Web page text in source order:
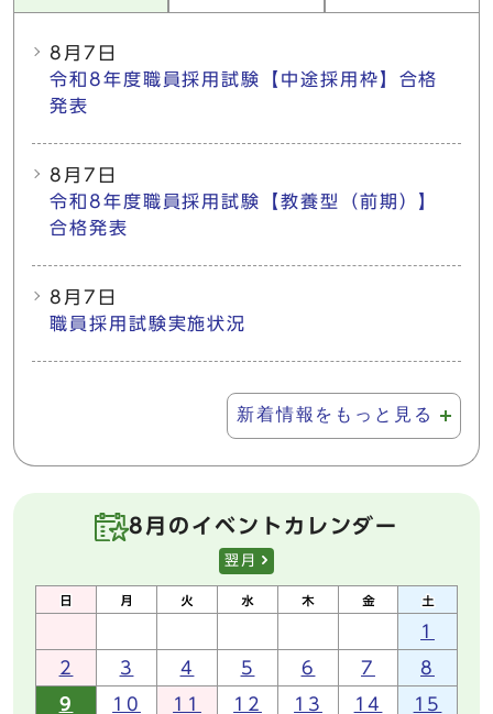
8月7日
令和8年度職員採用試験【中途採用枠】合格
発表
8月7日
令和8年度職員採用試験【教養型（前期）】
合格発表
8月7日
職員採用試験実施状況
新着情報をもっと見る
8月のイベントカレンダー
翌月
1
2 3 4 5 6 7 8
9 10 11 12 13 14 15